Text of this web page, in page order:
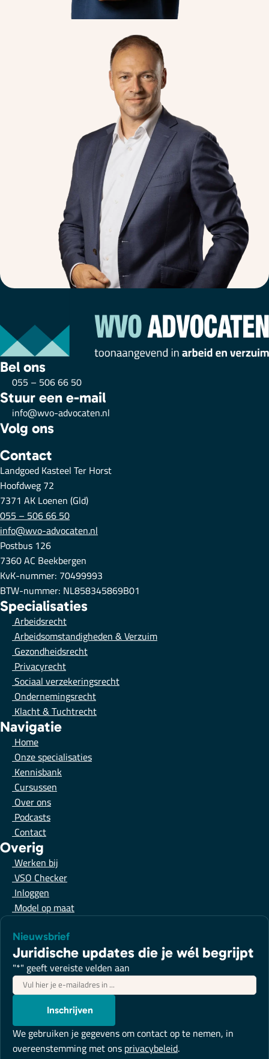
Bel ons
055 – 506 66 50
Stuur een e-mail
info@wvo-advocaten.nl
Volg ons
Contact
Landgoed Kasteel Ter Horst
Hoofdweg 72
7371 AK Loenen (Gld)
055 – 506 66 50
info@wvo-advocaten.nl
Postbus 126
7360 AC Beekbergen
KvK-nummer: 70499993
BTW-nummer: NL858345869B01
Specialisaties
Arbeidsrecht
Arbeidsomstandigheden & Verzuim
Gezondheidsrecht
Privacyrecht
Sociaal verzekeringsrecht
Ondernemingsrecht
Klacht & Tuchtrecht
Navigatie
Home
Onze specialisaties
Kennisbank
Cursussen
Over ons
Podcasts
Contact
Overig
Werken bij
VSO Checker
Inloggen
Model op maat
Nieuwsbrief
Juridische updates die je wél begrijpt
"*" geeft vereiste velden aan
E-
mailadres*
Inschrijven
We gebruiken je gegevens om contact op te nemen, in
overeenstemming met onsprivacybeleid.